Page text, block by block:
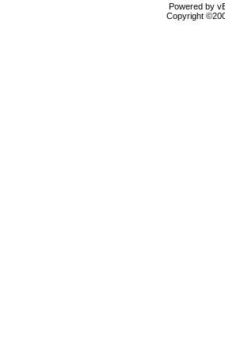
Powered by
Copyright